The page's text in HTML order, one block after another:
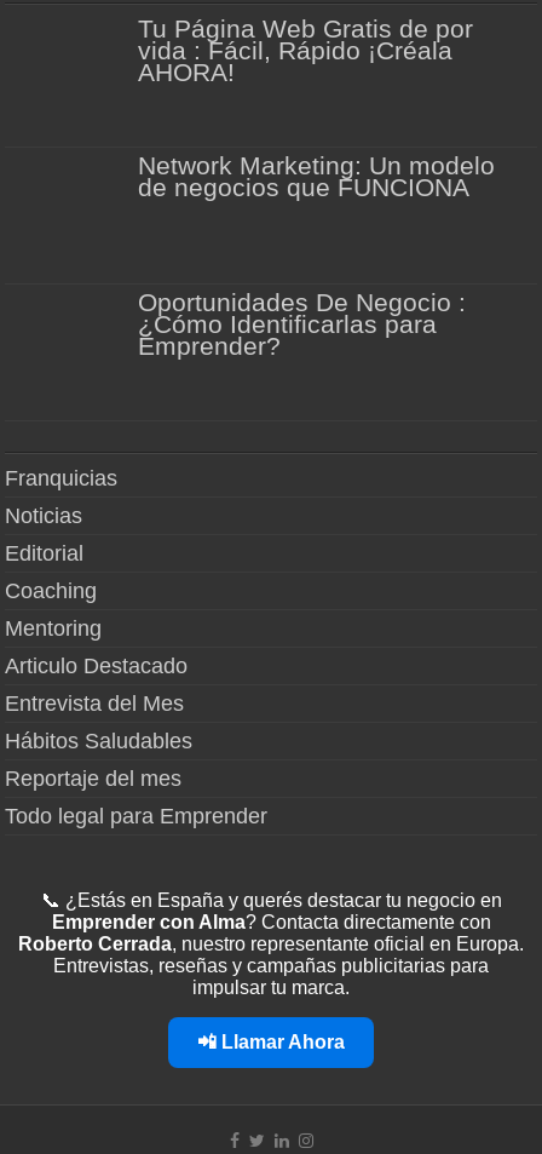
Tu Página Web Gratis de por
vida : Fácil, Rápido ¡Créala
AHORA!
Network Marketing: Un modelo
de negocios que FUNCIONA
Oportunidades De Negocio :
¿Cómo Identificarlas para
Emprender?
Franquicias
Noticias
Editorial
Coaching
Mentoring
Articulo Destacado
Entrevista del Mes
Hábitos Saludables
Reportaje del mes
Todo legal para Emprender
📞 ¿Estás en España y querés destacar tu negocio en
Emprender con Alma? Contacta directamente con
Roberto Cerrada, nuestro representante oficial en Europa.
Entrevistas, reseñas y campañas publicitarias para
impulsar tu marca.
📲 Llamar Ahora